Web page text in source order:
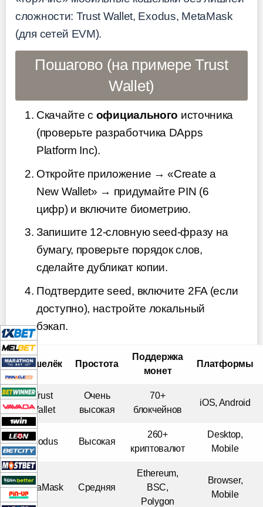
сложности: Trust Wallet, Exodus, MetaMask
(для сетей EVM).
Пошагово (на примере Trust
Wallet)
Скачайте с официального источника
(проверьте разработчика DApps
Platform Inc).
Откройте приложение → «Create a
New Wallet» → придумайте PIN (6
цифр) и включите биометрию.
Запишите 12-словную seed-фразу на
бумагу, проверьте порядок слов,
сделайте дубликат копии.
Подтвердите seed, включите 2FA (если
доступно), настройте локальный
бэкап.
Кошелёк Простота
Поддержка
монет
Платформы
Trust
Wallet
Очень
высокая
70+
блокчейнов
iOS, Android
Exodus Высокая
260+
криптовалют
Desktop,
Mobile
MetaMask Средняя
Ethereum,
BSC,
Polygon
Browser,
Mobile